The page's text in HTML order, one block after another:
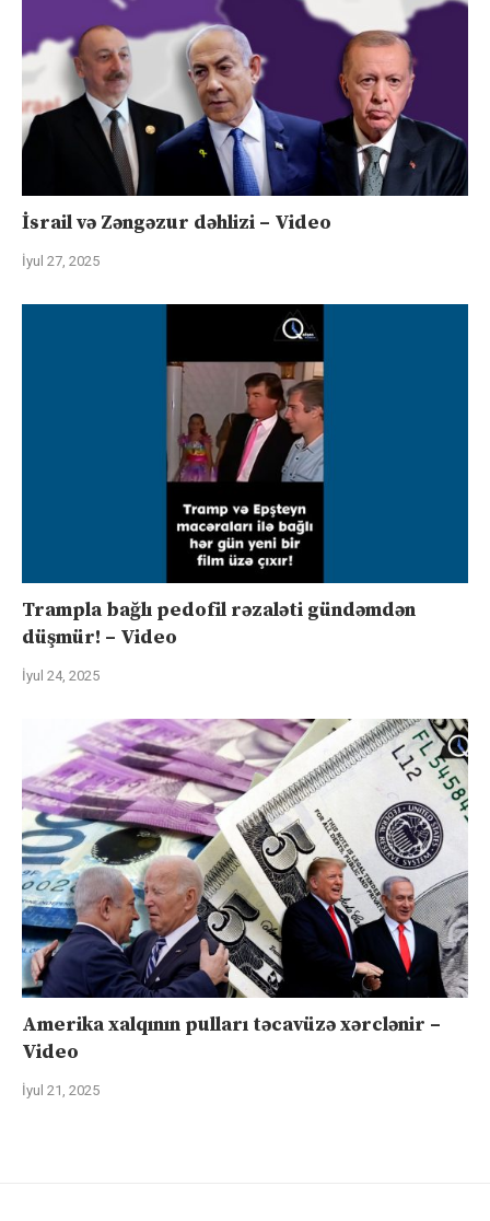
İsrail və Zəngəzur dəhlizi – Video
İyul 27, 2025
Trampla bağlı pedofil rəzaləti gündəmdən
düşmür! – Video
İyul 24, 2025
Amerika xalqının pulları təcavüzə xərclənir –
Video
İyul 21, 2025